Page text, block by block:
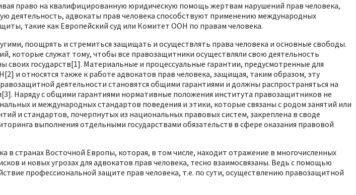
право на квалифицированную юридическую помощь жертвам нарушений прав человека,
деятельность, адвокаты прав человека способствуют применению международных
такие как Европейский суд или Комитет ООН по правам человека.
поощрять и стремиться защищать и осуществлять права человека и основные свободы.
которые служат тому, чтобы все правозащитники осуществляли свою деятельность
своих государств[1]. Материальные и процессуальные гарантии, предусмотренные для
и относятся также к работе адвокатов прав человека, защищая, таким образом, эту
деятельности становятся общими гарантиями и должны распространяться на
Наряду с общими гарантиями нормативные положения института правозащитников не
и международных стандартов поведения и этики, которые связаны с родом занятий или
и стандартов, почерпнутых из национальных правовых систем, закреплена в своде
выполнения отдельными государствами обязательств в сфере оказания правовой
странах Восточной Европы, которая, в том числе, находит отражение в многочисленных
и новых угрозах для адвокатов прав человека, тесно взаимосвязаны. Ведь с помощью
профессиональной защите прав человека, т.е. по сути, осуществлению правозащитной